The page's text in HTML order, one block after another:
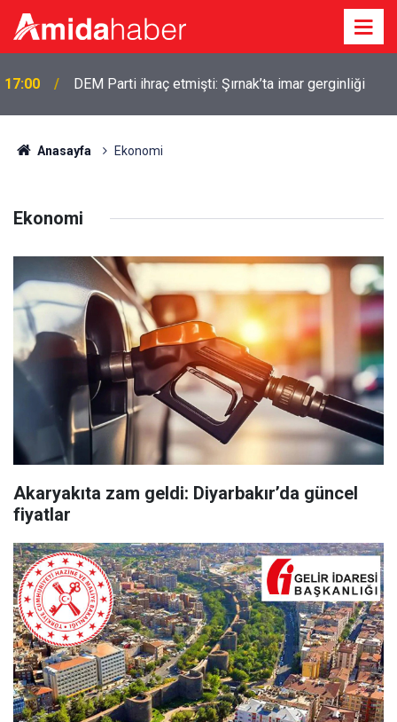
16:56
uygulama
Anasayfa Ekonomi
Ekonomi
Akaryakıta zam geldi: Diyarbakır’da güncel
fiyatlar